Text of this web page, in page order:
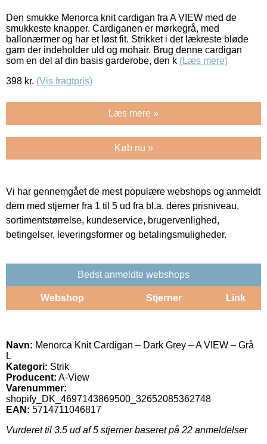
Den smukke Menorca knit cardigan fra A VIEW med de
smukkeste knapper. Cardiganen er mørkegrå, med
ballonærmer og har et løst fit. Strikket i det lækreste bløde
garn der indeholder uld og mohair. Brug denne cardigan
som en del af din basis garderobe, den k (Læs mere)
398 kr. (Vis fragtpris)
Læs mere »
Køb nu »
Vi har gennemgået de mest populære webshops og anmeldt
dem med stjerner fra 1 til 5 ud fra bl.a. deres prisniveau,
sortimentstørrelse, kundeservice, brugervenlighed,
betingelser, leveringsformer og betalingsmuligheder.
Bedst anmeldte webshops
Webshop Stjerner Link
Navn: Menorca Knit Cardigan – Dark Grey – A VIEW – Grå
L
Kategori: Strik
Producent: A-View
Varenummer:
shopify_DK_4697143869500_32652085362748
EAN: 5714711046817
Vurderet til 3.5 ud af 5 stjerner baseret på 22 anmeldelser